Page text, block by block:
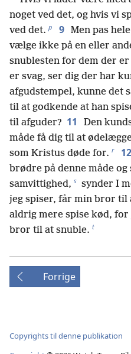
noget ved det, og hvis vi
ved det. p 9 Men pas
vælge ikke på en eller
snublesten for dem der er
er svag, ser dig der har
afgudstempel, kunne det
til at godkende at han
til afguder? 11
Den
måde få dig til at
som Kristus døde for. r 12
brødre på denne måde
samvittighed, s synder I
jeg spiser, får min bror til
aldrig mere spise kød,
bror til at snuble. t
Forrige
Copyrights til denne publikation